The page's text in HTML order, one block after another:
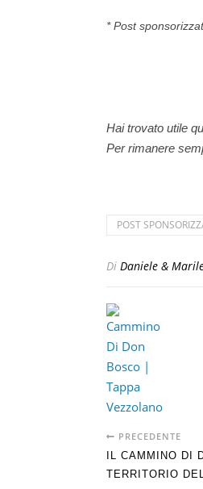
* Post
Hai trovato utile
Per rimanere
POST
Di Daniele &
PRECEDENTE
IL CAMMINO DI
TERRITORIO